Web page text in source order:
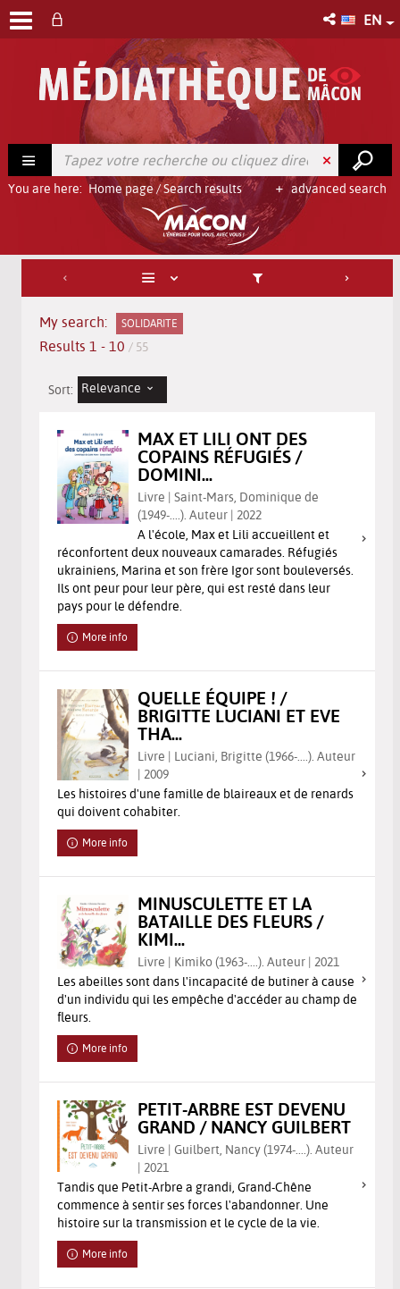
EN
advanced search
You are here: Home page/Search results
My search: SOLIDARITE
Results 1 - 10 / 55
Sort: Relevance
MAX ET LILI ONT DES
COPAINS RÉFUGIÉS /
DOMINI...
Livre | Saint-Mars, Dominique de
(1949-....). Auteur | 2022
A l'école, Max et Lili accueillent et
réconfortent deux nouveaux camarades. Réfugiés
ukrainiens, Marina et son frère Igor sont bouleversés.
Ils ont peur pour leur père, qui est resté dans leur
pays pour le défendre.
More info
QUELLE ÉQUIPE ! /
BRIGITTE LUCIANI ET EVE
THA...
Livre | Luciani, Brigitte (1966-....). Auteur
| 2009
Les histoires d'une famille de blaireaux et de renards
qui doivent cohabiter.
More info
MINUSCULETTE ET LA
BATAILLE DES FLEURS /
KIMI...
Livre | Kimiko (1963-....). Auteur | 2021
Les abeilles sont dans l'incapacité de butiner à cause
d'un individu qui les empêche d'accéder au champ de
fleurs.
More info
PETIT-ARBRE EST DEVENU
GRAND / NANCY GUILBERT
Livre | Guilbert, Nancy (1974-....). Auteur
| 2021
Tandis que Petit-Arbre a grandi, Grand-Chêne
commence à sentir ses forces l'abandonner. Une
histoire sur la transmission et le cycle de la vie.
More info